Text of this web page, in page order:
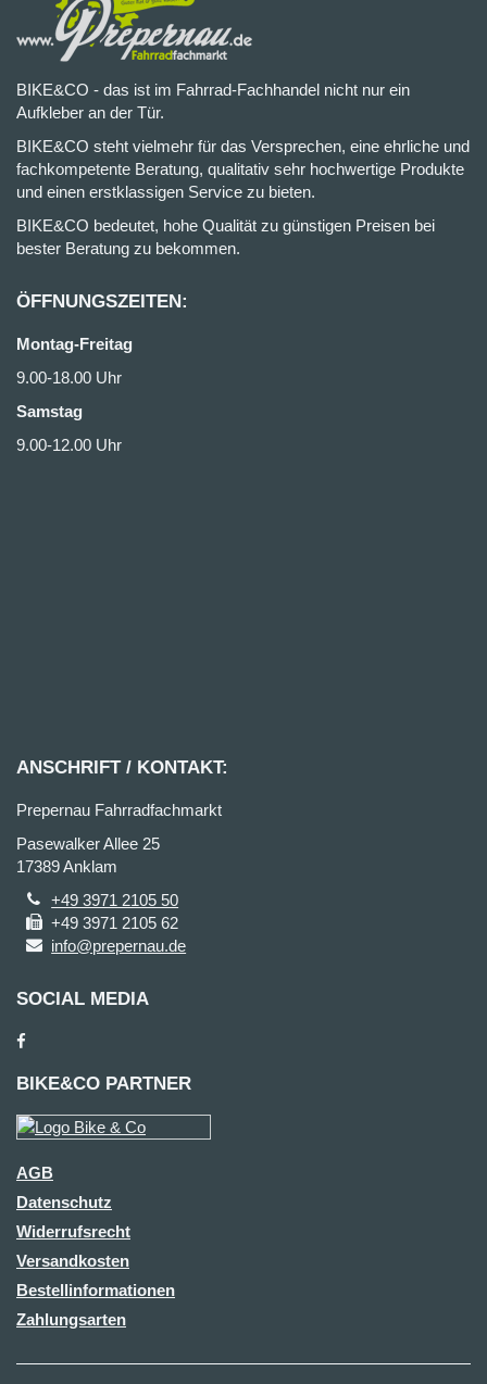
BIKE&CO - das ist im Fahrrad-Fachhandel nicht nur ein
Aufkleber an der Tür.
BIKE&CO steht vielmehr für das Versprechen, eine ehrliche und
fachkompetente Beratung, qualitativ sehr hochwertige Produkte
und einen erstklassigen Service zu bieten.
BIKE&CO bedeutet, hohe Qualität zu günstigen Preisen bei
bester Beratung zu bekommen.
ÖFFNUNGSZEITEN:
Montag-Freitag
9.00-18.00 Uhr
Samstag
9.00-12.00 Uhr
ANSCHRIFT / KONTAKT:
Prepernau Fahrradfachmarkt
Pasewalker Allee 25
17389 Anklam
+49 3971 2105 50
+49 3971 2105 62
info@prepernau.de
SOCIAL MEDIA
BIKE&CO PARTNER
AGB
Datenschutz
Widerrufsrecht
Versandkosten
Bestellinformationen
Zahlungsarten